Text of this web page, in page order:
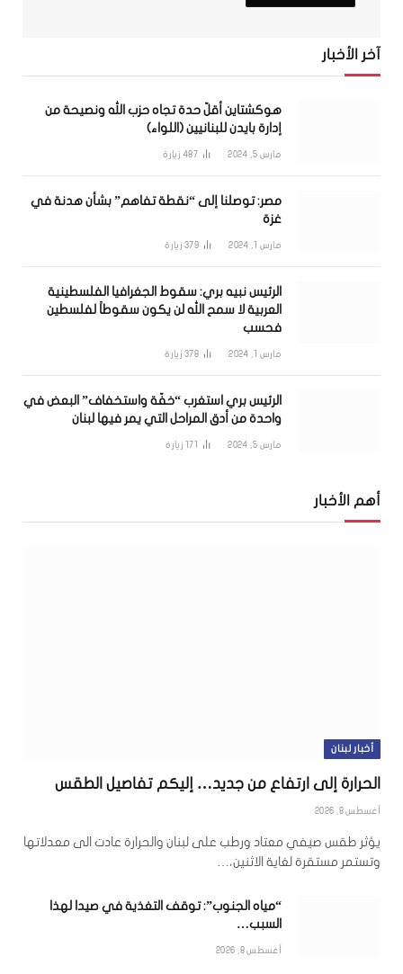
آخر الأخبار
هوكشتاين أقلّ حدة تجاه حزب الله ونصيحة من
إدارة بايدن للبنانيين (اللواء)
مارس 5, 2024 487 زيارة
مصر: توصلنا إلى “نقطة تفاهم” بشأن هدنة في
غزة
مارس 1, 2024 379 زيارة
الرئيس نبيه بري: سقوط الجغرافيا الفلسطينية
العربية لا سمح الله لن يكون سقوطاً لفلسطين
فحسب
مارس 1, 2024 378 زيارة
الرئيس بري استغرب “خفّة واستخفاف” البعض في
واحدة من أدق المراحل التي يمر فيها لبنان
مارس 5, 2024 171 زيارة
أهم الأخبار
أخبار لبنان
الحرارة إلى ارتفاع من جديد… إليكم تفاصيل الطقس
أغسطس 8, 2026
يؤثر طقس صيفي معتاد ورطب على لبنان والحرارة عادت الى معدلاتها
وتستمر مستقرة لغاية الاثنين،…
“مياه الجنوب”: توقف التغذية في صيدا لهذا
السبب…
أغسطس 8, 2026